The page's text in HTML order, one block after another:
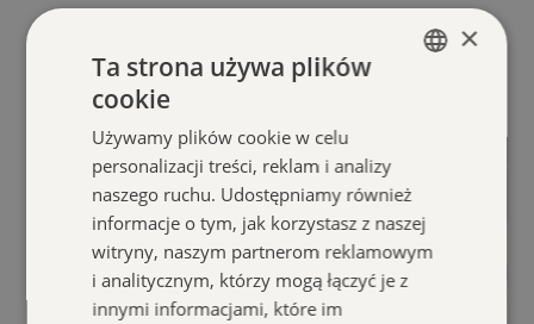
Materiał promocyjny
×
Ta strona używa plików
cookie
Używamy plików cookie w celu
personalizacji treści, reklam i analizy
naszego ruchu. Udostępniamy również
informacje o tym, jak korzystasz z naszej
witryny, naszym partnerom reklamowym
i analitycznym, którzy mogą łączyć je z
innymi informacjami, które im